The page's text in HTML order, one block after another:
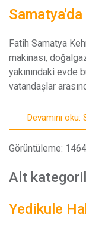
Fatih Samatya
makinası,
yakınındaki evde
vatandaşlar
Devamını
Görüntüleme:
Alt
Yedikule